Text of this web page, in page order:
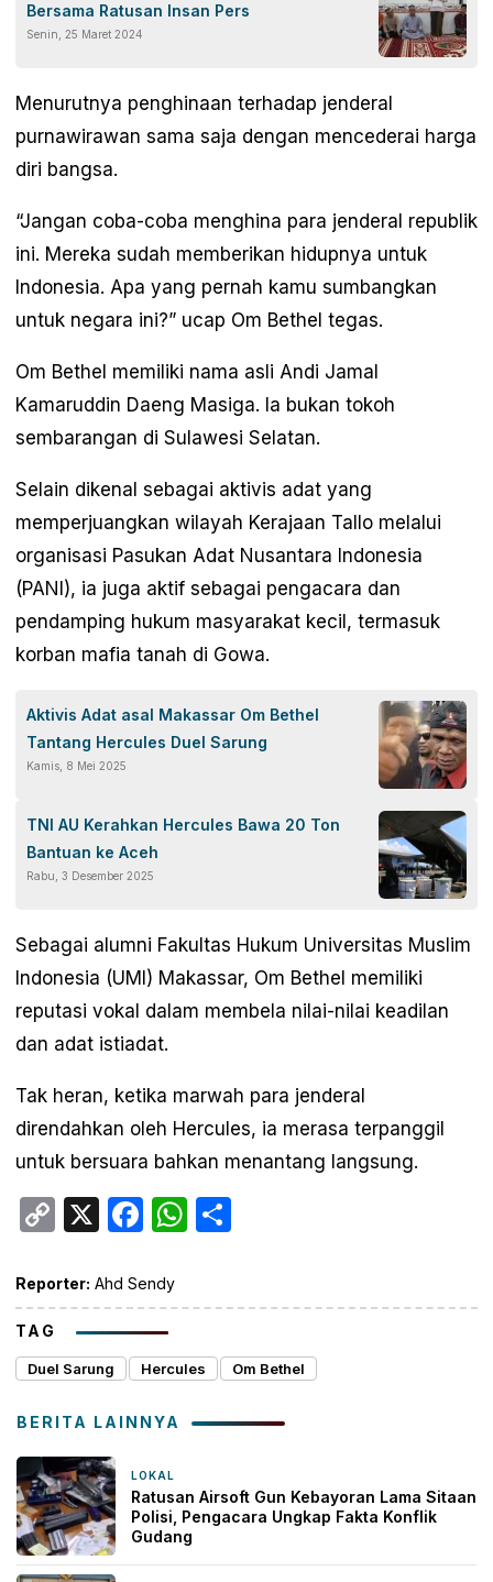
Bersama Ratusan Insan Pers
Senin, 25 Maret 2024
Menurutnya penghinaan terhadap jenderal
purnawirawan sama saja dengan mencederai harga
diri bangsa.
“Jangan coba-coba menghina para jenderal republik
ini. Mereka sudah memberikan hidupnya untuk
Indonesia. Apa yang pernah kamu sumbangkan
untuk negara ini?” ucap Om Bethel tegas.
Om Bethel memiliki nama asli Andi Jamal
Kamaruddin Daeng Masiga. Ia bukan tokoh
sembarangan di Sulawesi Selatan.
Selain dikenal sebagai aktivis adat yang
memperjuangkan wilayah Kerajaan Tallo melalui
organisasi Pasukan Adat Nusantara Indonesia
(PANI), ia juga aktif sebagai pengacara dan
pendamping hukum masyarakat kecil, termasuk
korban mafia tanah di Gowa.
Aktivis Adat asal Makassar Om Bethel
Tantang Hercules Duel Sarung
Kamis, 8 Mei 2025
TNI AU Kerahkan Hercules Bawa 20 Ton
Bantuan ke Aceh
Rabu, 3 Desember 2025
Sebagai alumni Fakultas Hukum Universitas Muslim
Indonesia (UMI) Makassar, Om Bethel memiliki
reputasi vokal dalam membela nilai-nilai keadilan
dan adat istiadat.
Tak heran, ketika marwah para jenderal
direndahkan oleh Hercules, ia merasa terpanggil
untuk bersuara bahkan menantang langsung.
Copy
X Facebook
WhatsApp
Reporter: Ahd Sendy
TAG
Duel Sarung Hercules Om Bethel
BERITA LAINNYA
LOKAL
Ratusan Airsoft Gun Kebayoran Lama Sitaan
Polisi, Pengacara Ungkap Fakta Konflik
Gudang